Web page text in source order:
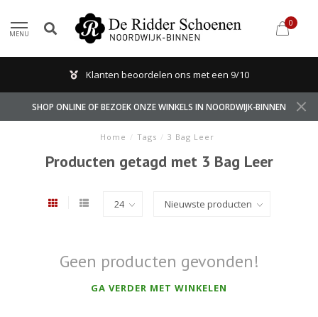
MENU
0
Klanten beoordelen ons met een 9/10
SHOP ONLINE OF BEZOEK ONZE WINKELS IN NOORDWIJK-BINNEN
Home / Tags / 3 Bag Leer
Producten getagd met 3 Bag Leer
Geen producten gevonden!
GA VERDER MET WINKELEN